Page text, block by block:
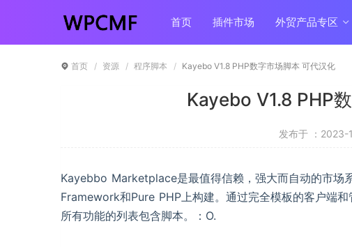
首页 插件市场 外贸产品专区
首页 资源 程序脚本 Kayebo V1.8 PHP数字市场脚本 可代汉化
Kayebo V1.8 PHP
发布于 ：2023-
Kayebbo Marketplace是最值得信赖，强大而自动的市场
Framework和Pure PHP上构建。通过完全模板的客户端
所有功能的列表包含脚本。：O.